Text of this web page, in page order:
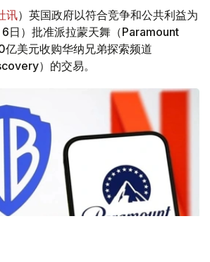
讯）英国政府以符合竞争和公共利益为
日）批准派拉蒙天舞（Paramount
美元收购华纳兄弟探索频道
）的交易。